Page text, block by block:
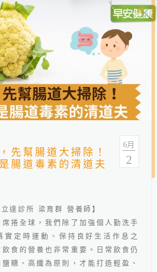
健康報報
全部 健康情報 友善連結
先幫腸道大掃除！
腸道毒素的清道夫
6月
2
立達診所 梁育群 營養師】
捲全球，我們除了加強個人勤洗手
實定時運動、保持良好生活作息之
食的營養也非常重要。日常飲食仍
糖、高纖為原則，才能打造輕盈、